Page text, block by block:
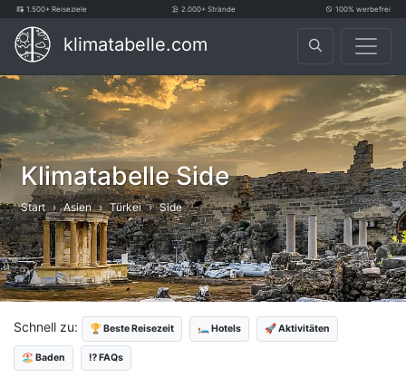
1.500+ Reiseziele 2.000+ Strände 100% werbefrei
klimatabelle.com
Klimatabelle Side
Start Asien Türkei Side
Schnell zu: 🏆 Beste Reisezeit 🛏️ Hotels 🚀 Aktivitäten
🏖️ Baden ⁉️ FAQs